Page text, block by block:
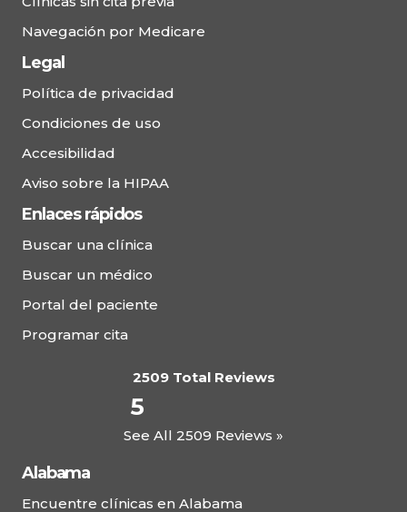
Ver Detalles
Salud integral – Clínica sin cita
previa Deland East
800 N. Stone Street, DeLand, FL 32720
Ver Detalles
Salud completa – Greystone
One Nineteen Health and Wellness, 7191
Cahaba Valley Road, Suite 300, Birmingham, AL
Programar Cita
Ver Detalles
Navegación por Medicare
Legal
Política de privacidad
Condiciones de uso
Accesibilidad
Aviso sobre la HIPAA
Enlaces rápidos
Buscar una clínica
Buscar un médico
Portal del paciente
Programar cita
2509 Total Reviews
5
See All 2509 Reviews »
Alabama
Encuentre clínicas en Alabama